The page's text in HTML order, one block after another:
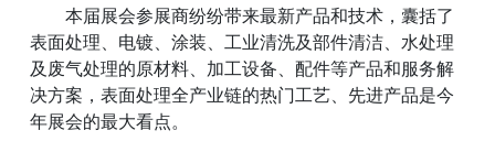
本届展会参展商纷纷带来最新产品和技术，囊括了
表面处理、电镀、涂装、工业清洗及部件清洁、水处理
及废气处理的原材料、加工设备、配件等产品和服务解
决方案，表面处理全产业链的热门工艺、先进产品是今
年展会的最大看点。